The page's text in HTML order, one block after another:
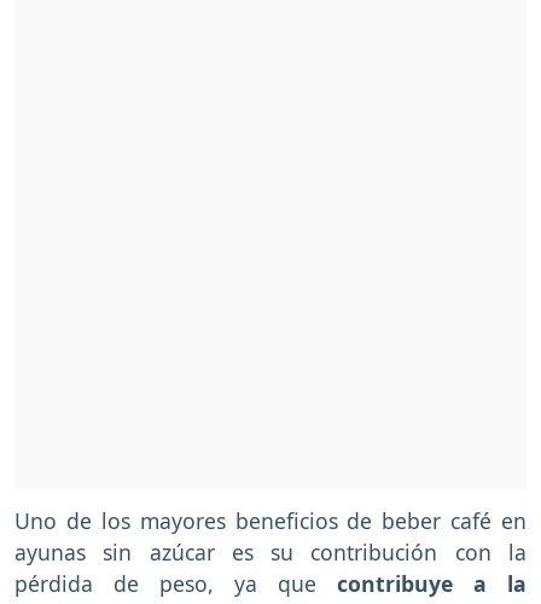
Uno de los mayores beneficios de beber café en
ayunas sin azúcar es su contribución con la
pérdida de peso, ya que contribuye a la